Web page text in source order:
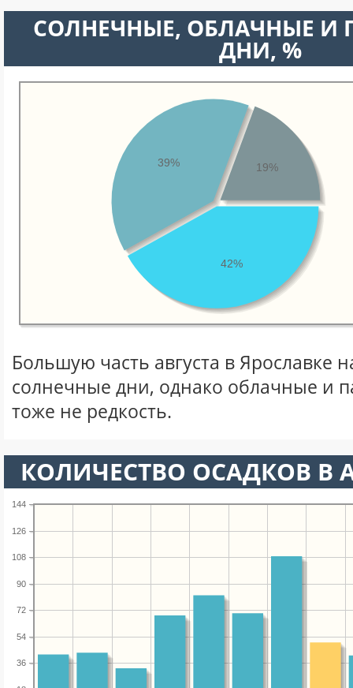
CОЛНЕЧНЫЕ, ОБЛАЧНЫЕ И
ДНИ, %
42%
39% 19%
Большую часть августа в Ярославке
солнечные дни, однако облачные и
тоже не редкость.
КОЛИЧЕСТВО ОСАДКОВ В
36
54
72
90
108
126
144